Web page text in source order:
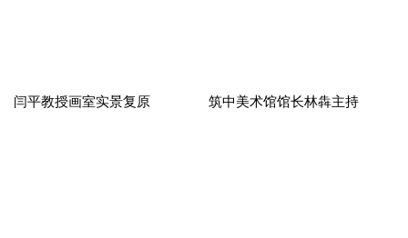
闫平教授画室实景复原 筑中美术馆馆长林犇主持